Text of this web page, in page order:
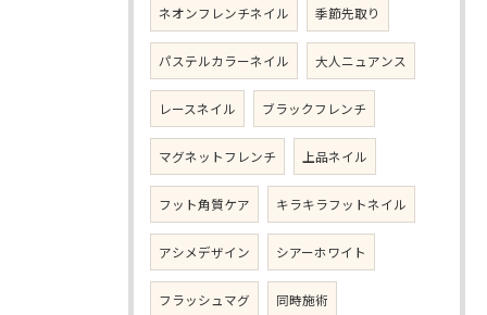
ネオンフレンチネイル 季節先取り
パステルカラーネイル 大人ニュアンス
レースネイル ブラックフレンチ
マグネットフレンチ 上品ネイル
フット角質ケア キラキラフットネイル
アシメデザイン シアーホワイト
フラッシュマグ 同時施術